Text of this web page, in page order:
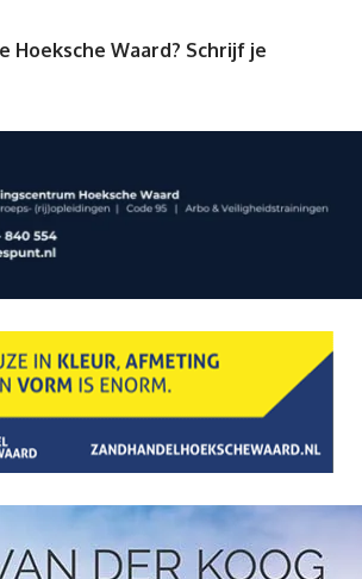
Waard? Schrijf je